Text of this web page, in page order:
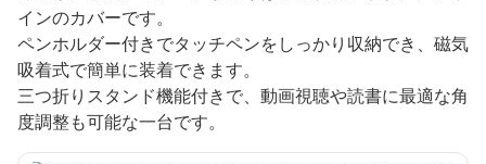
インのカバーです。
ペンホルダー付きでタッチペンをしっかり収納でき、磁気
吸着式で簡単に装着できます。
三つ折りスタンド機能付きで、動画視聴や読書に最適な角
度調整も可能な一台です。